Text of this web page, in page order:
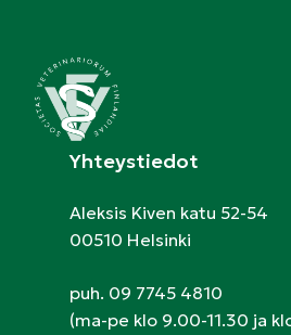
Yhteystiedot
Aleksis Kiven katu 52-54
00510 Helsinki
puh. 09 7745 4810
(ma-pe klo 9.00-11.30 ja